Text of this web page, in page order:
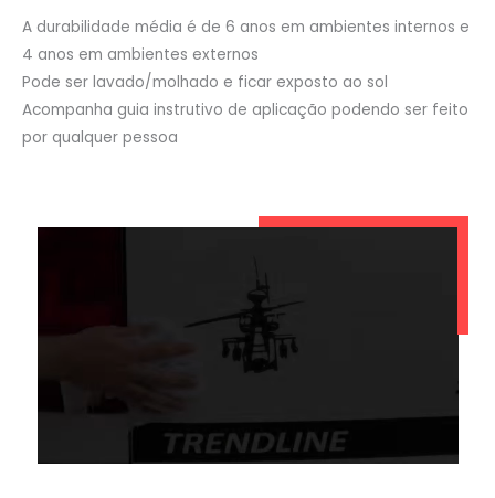
A durabilidade média é de 6 anos em ambientes internos e
4 anos em ambientes externos
Pode ser lavado/molhado e ficar exposto ao sol
Acompanha guia instrutivo de aplicação podendo ser feito
por qualquer pessoa